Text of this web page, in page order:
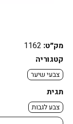
מק״ט: 1162
קטגוריה
צבעי שיער
תגית
צבע לגבות